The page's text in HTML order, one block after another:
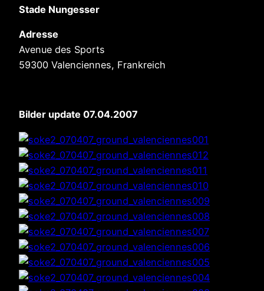
Stade Nungesser
Adresse
Avenue des Sports
59300 Valenciennes, Frankreich
Bilder update 07.04.2007